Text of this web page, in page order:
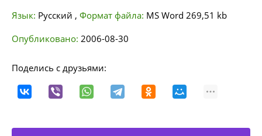
Язык: Русский , Формат файла: MS Word 269,51 kb
Опубликовано: 2006-08-30
Поделись с друзьями: